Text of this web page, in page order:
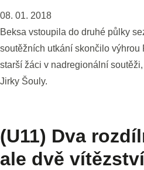
08. 01. 2018
Beksa vstoupila do druhé půlky
soutěžních utkání skončilo výhrou
starší žáci v nadregionální
Jirky Šouly.
(U11) Dva
ale dvě